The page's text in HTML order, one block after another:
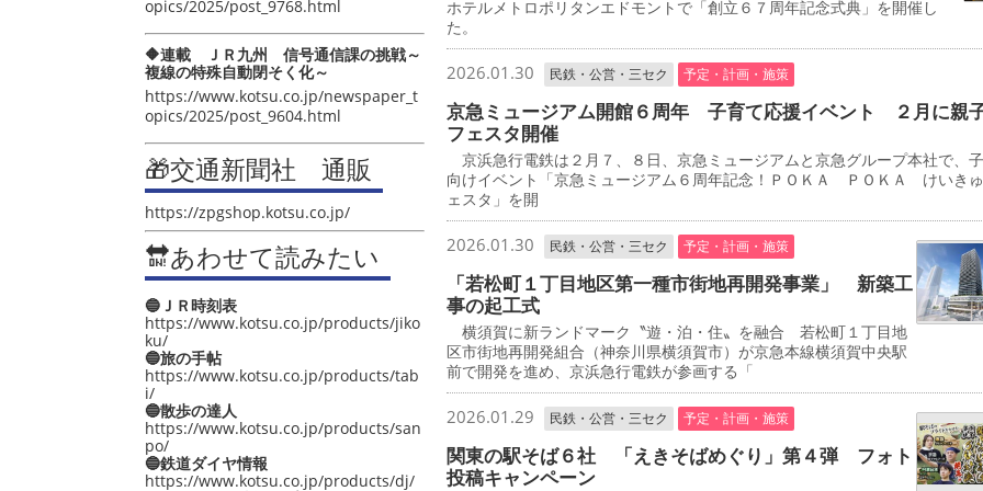
opics/2025/post_9768.html
🔶連載 ＪＲ九州 信号通信課の挑戦～
複線の特殊自動閉そく化～
https://www.kotsu.co.jp/newspaper_t
opics/2025/post_9604.html
🎁交通新聞社 通販
https://zpgshop.kotsu.co.jp/
🔛あわせて読みたい
🔵ＪＲ時刻表
https://www.kotsu.co.jp/products/jiko
ku/
🔵旅の手帖
https://www.kotsu.co.jp/products/tab
i/
🔵散歩の達人
https://www.kotsu.co.jp/products/san
po/
🔵鉄道ダイヤ情報
https://www.kotsu.co.jp/products/dj/
ホテルメトロポリタンエドモントで「創立６７周年記念式典」を開催し
た。
2026.01.30 民鉄・公営・三セク 予定・計画・施策
京急ミュージアム開館６周年 子育て応援イベント ２月に親
フェスタ開催
京浜急行電鉄は２月７、８日、京急ミュージアムと京急グループ本社で、
向けイベント「京急ミュージアム６周年記念！ＰＯＫＡ ＰＯＫＡ けいき
ェスタ」を開
2026.01.30 民鉄・公営・三セク 予定・計画・施策
「若松町１丁目地区第一種市街地再開発事業」 新築工
事の起工式
横須賀に新ランドマーク〝遊・泊・住〟を融合 若松町１丁目地
区市街地再開発組合（神奈川県横須賀市）が京急本線横須賀中央駅
前で開発を進め、京浜急行電鉄が参画する「
2026.01.29 民鉄・公営・三セク 予定・計画・施策
関東の駅そば６社 「えきそばめぐり」第４弾 フォト
投稿キャンペーン